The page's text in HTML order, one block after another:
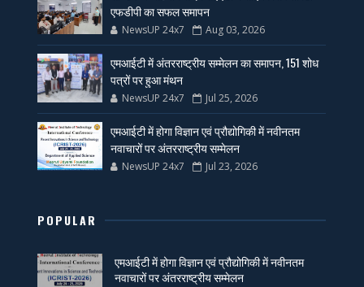
एफडीपी का सफल समापन
NewsUP 24x7 Aug 03, 2026
एमआईटी में अंतरराष्ट्रीय सम्मेलन का समापन, 151 शोध
पत्रों पर हुआ मंथन
NewsUP 24x7 Jul 25, 2026
एमआईटी में होगा विज्ञान एवं प्रौद्योगिकी में नवीनतम
नवाचारों पर अंतरराष्ट्रीय सम्मेलन
NewsUP 24x7 Jul 23, 2026
POPULAR
एमआईटी में होगा विज्ञान एवं प्रौद्योगिकी में नवीनतम
नवाचारों पर अंतरराष्ट्रीय सम्मेलन